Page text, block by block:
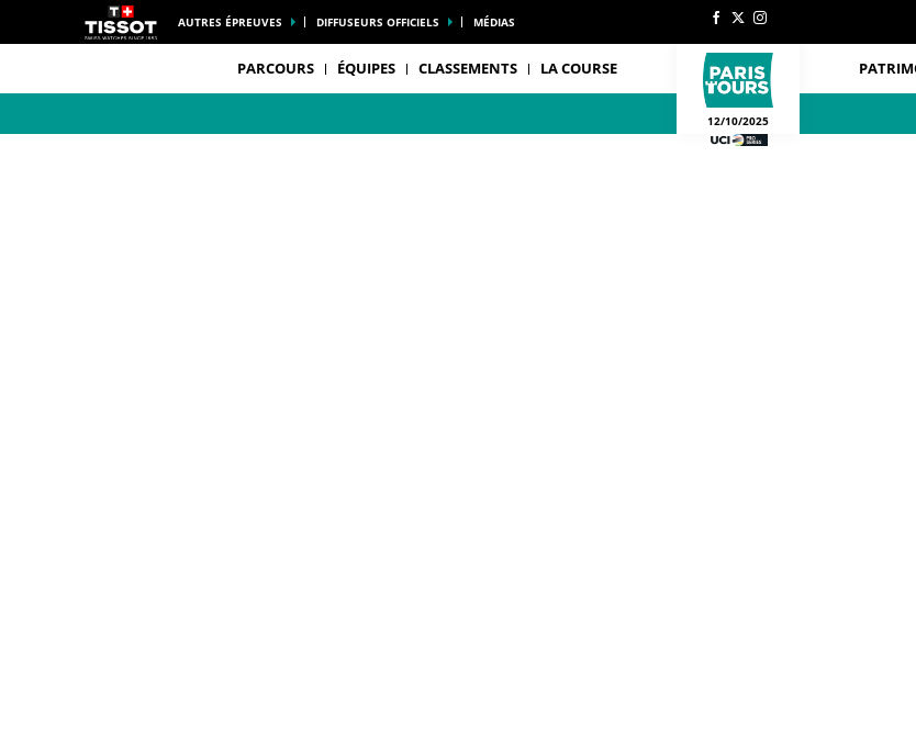
AUTRES ÉPREUVES DIFFUSEURS OFFICIELS MÉDIAS
PARCOURS ÉQUIPES CLASSEMENTS LA COURSE
12/10/2025